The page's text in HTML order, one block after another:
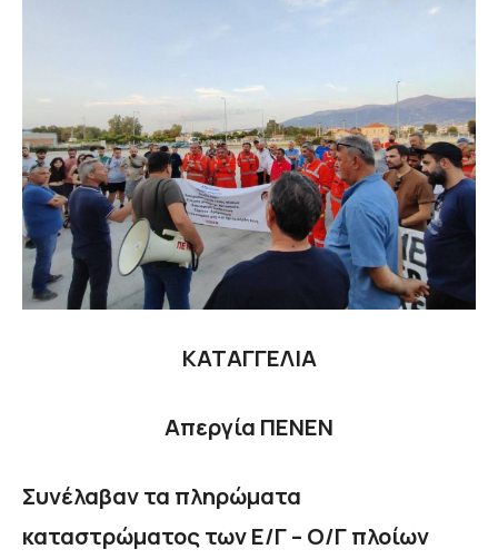
ΚΑΤΑΓΓΕΛΙΑ
Απεργία ΠΕΝΕΝ
Συνέλαβαν τα πληρώματα
καταστρώματος των Ε/Γ – Ο/Γ πλοίων